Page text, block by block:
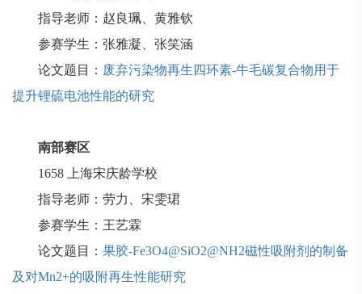
指导老师：赵良珮、黄雅钦
参赛学生：张雅凝、张笑涵
论文题目： 废弃污染物再生四环素-牛毛碳复合物用于
提升锂硫电池性能的研究
南部赛区
1658
上海宋庆龄学校
指导老师：劳力、宋雯珺
参赛学生：王艺霖
论文题目： 果胶-Fe3O4@SiO2@NH2磁性吸附剂的制备
及对Mn2+的吸附再生性能研究